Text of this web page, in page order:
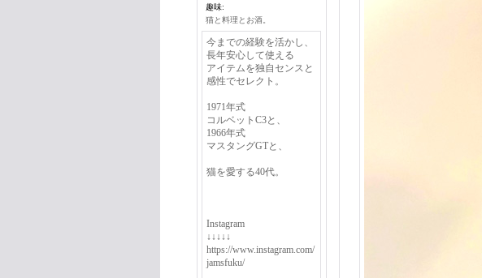
趣味:
猫と料理とお酒。
今までの経験を活かし、
長年安心して使える
アイテムを独自センスと
感性でセレクト。
1971年式
コルベットC3と、
1966年式
マスタングGTと、
猫を愛する40代。
Instagram
↓↓↓↓↓
https://www.instagram.com/
jamsfuku/